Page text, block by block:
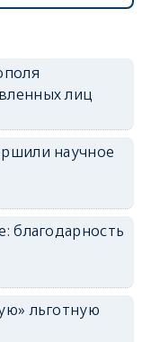
лиц
научное
благодарность
льготную